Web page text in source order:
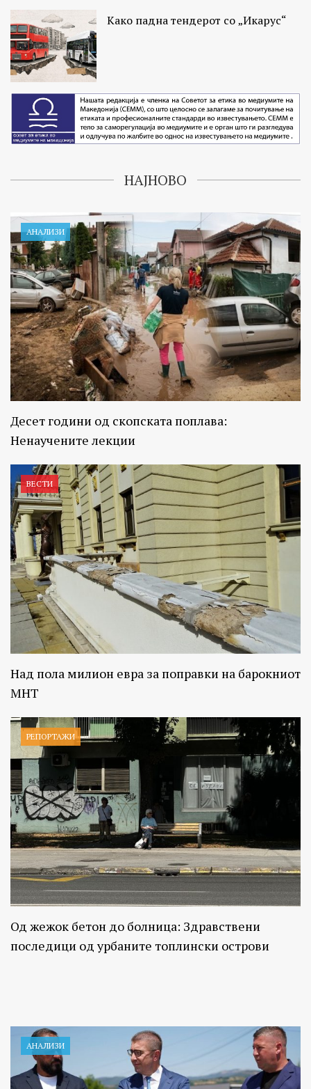
Како падна тендерот со „Икарус“
НАЈНОВО
АНАЛИЗИ
Десет години од скопската поплава:
Ненаучените лекции
ВЕСТИ
Над пола милион евра за поправки на барокниот
МНТ
РЕПОРТАЖИ
Од жежок бетон до болница: Здравствени
последици од урбаните топлински острови
АНАЛИЗИ